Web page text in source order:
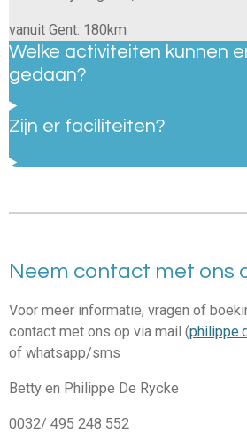
vanuit Gent: 180km
Welke activiteiten kunnen
gedaan?
Zijn er faciliteiten?
Neem contact met ons
Voor meer informatie, vragen of
contact met ons op via mail (
of whatsapp/sms
Betty en Philippe De Rycke
0032/ 495 248 552